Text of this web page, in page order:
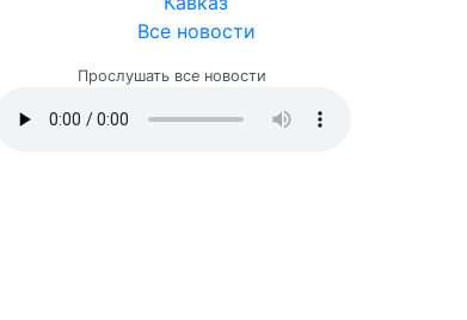
Все новости
Прослушать все новости